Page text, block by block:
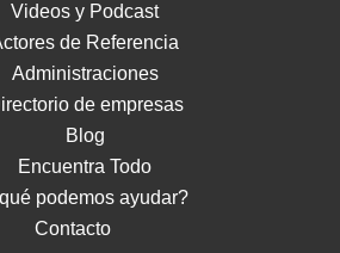
Videos y Podcast
de Referencia
Administraciones
de empresas
Blog
Encuentra Todo
podemos ayudar?
Contacto